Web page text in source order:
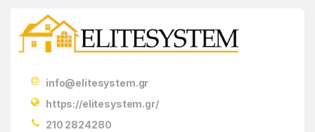
info@elitesystem.gr
https://elitesystem.gr/
210 2824280